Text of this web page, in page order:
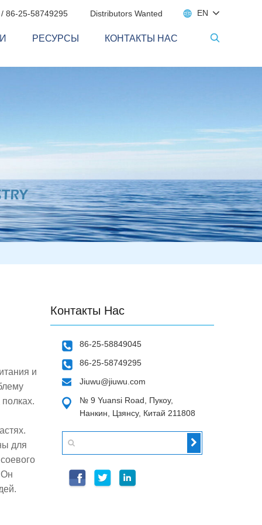
 EN
86-25-58749295 Distributors Wanted

РЕСУРСЫ КОНТАКТЫ НАС
и
для
Он
Контакты Нас
86-25-58849045
86-25-58749295
Jiuwu@jiuwu.com
№ 9 Yuansi Road, Пукоу,
Нанкин, Цзянсу, Китай 211808